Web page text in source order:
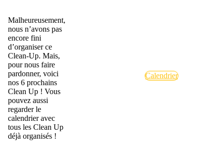
Malheureusement,
nous n’avons pas
encore fini
d’organiser ce
Clean-Up. Mais,
pour nous faire
pardonner, voici
nos 6 prochains
Clean Up ! Vous
pouvez aussi
regarder le
calendrier avec
tous les Clean Up
déjà organisés !
Calendrier